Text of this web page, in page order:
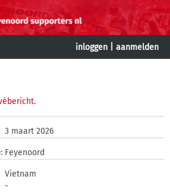
inloggen aanmelden
.
3 maart 2026
Feyenoord
Vietnam
-